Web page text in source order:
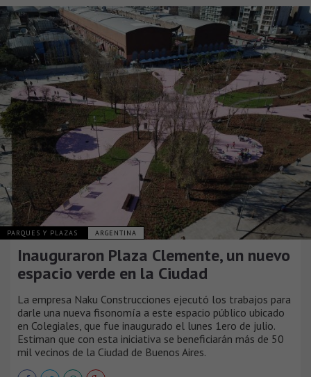
PARQUES Y PLAZAS ARGENTINA
Inauguraron Plaza Clemente, un nuevo
espacio verde en la Ciudad
La empresa Naku Construcciones ejecutó los trabajos para
darle una nueva fisonomía a este espacio público ubicado
en Colegiales, que fue inaugurado el lunes 1ero de julio.
Estiman que con esta iniciativa se beneficiarán más de 50
mil vecinos de la Ciudad de Buenos Aires.